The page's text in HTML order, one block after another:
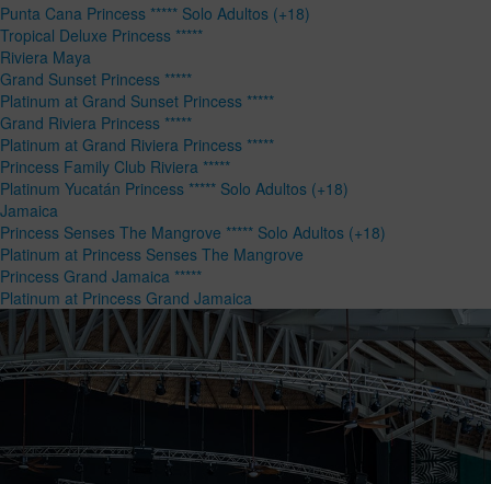
Punta Cana Princess ***** Solo Adultos (+18)
Tropical Deluxe Princess *****
Riviera Maya
Grand Sunset Princess *****
Platinum at Grand Sunset Princess *****
Grand Riviera Princess *****
Platinum at Grand Riviera Princess *****
Princess Family Club Riviera *****
Platinum Yucatán Princess ***** Solo Adultos (+18)
Jamaica
Princess Senses The Mangrove ***** Solo Adultos (+18)
Platinum at Princess Senses The Mangrove
Princess Grand Jamaica *****
Platinum at Princess Grand Jamaica